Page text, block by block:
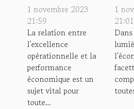
l'excellence
opérationnelle
et la
performance
économique
1 novembre 2023
21:59
La relation entre
l'excellence
opérationnelle et la
performance
économique est un
sujet vital pour
toute...
1
21:01